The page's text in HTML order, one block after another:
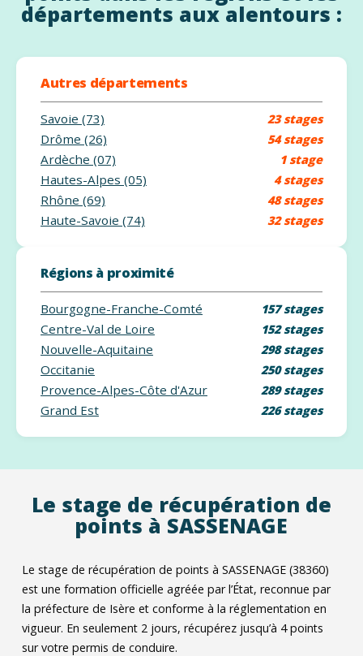
départements aux alentours :
Autres départements
Savoie (73) 23 stages
Drôme (26) 54 stages
Ardèche (07) 1 stage
Hautes-Alpes (05) 4 stages
Rhône (69) 48 stages
Haute-Savoie (74) 32 stages
Régions à proximité
Bourgogne-Franche-Comté 157 stages
Centre-Val de Loire 152 stages
Nouvelle-Aquitaine 298 stages
Occitanie 250 stages
Provence-Alpes-Côte d'Azur 289 stages
Grand Est 226 stages
Le stage de récupération de
points à SASSENAGE
Le stage de récupération de points à SASSENAGE (38360)
est une formation officielle agréée par l’État, reconnue par
la préfecture de Isère et conforme à la réglementation en
vigueur. En seulement 2 jours, récupérez jusqu’à 4 points
sur votre permis de conduire.